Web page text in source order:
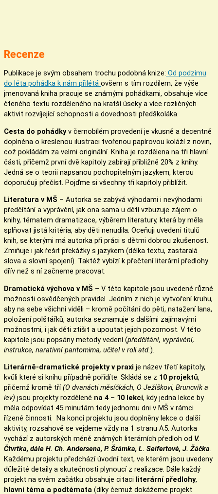
Recenze
Publikace je svým obsahem trochu podobná knize: Od podzimu
do léta pohádka k nám přilétá ovšem s tím rozdílem, že výše
jmenovaná kniha pracuje se známými pohádkami, obsahuje více
čteného textu rozděleného na kratší úseky a více rozličných
aktivit rozvíjející schopnosti a dovednosti předškoláka.
Cesta do pohádkyv černobílém provedení je vkusně a decentně
doplněna o kreslenou ilustraci tvořenou papírovou koláží z novin,
což pokládám za velmi originální. Kniha je rozdělena na tři hlavní
části, přičemž první dvě kapitoly zabírají přibližně 20% z knihy.
Jedná se o teorii napsanou pochopitelným jazykem, kterou
doporučuji přečíst. Pojďme si všechny tři kapitoly přiblížit.
Literatura v MŠ – Autorka se zabývá výhodami i nevýhodami
předčítání a vyprávění, jak ona sama u dětí vzbuzuje zájem o
knihy, tématem dramatizace, výběrem literatury, která by měla
splňovat jistá kritéria, aby děti nenudila. Oceňuji uvedení titulů
knih, se kterými má autorka při práci s dětmi dobrou zkušenost.
Zmiňuje i jak řešit překážky s jazykem (délka textu, zastaralá
slova a slovní spojení). Taktéž vybízí k přečtení literární předlohy
dřív než s ní začneme pracovat.
Dramatická výchova v MŠ – V této kapitole jsou uvedené různé
možnosti osvědčených pravidel. Jedním z nich je vytvoření kruhu,
aby na sebe všichni viděli – kromě počítání do pěti, natažení lana,
položení polštářků, autorka seznamuje s dalšími zajímavými
možnostmi, i jak děti ztišit a upoutat jejich pozornost. V této
kapitole jsou popsány metody vedení (předčítání, vyprávění,
instrukce, narativní pantomima, učitel v roli atd.).
Literárně-dramatické projekty v praxi je název třetí kapitoly,
kvůli které si knihu případně pořídíte. Skládá se z 10 projektů,
přičemž kromě tří(O dvanácti měsíčkách, O Ježíškovi, Bruncvík a
lev) jsou projekty rozdělené na 4 – 10 lekcí, kdy jedna lekce by
měla odpovídat 45 minutám tedy jednomu dni v MŠ v rámci
řízené činnosti. Na konci projektu jsou doplněny lekce o další
aktivity, rozsahově se vejdeme vždy na 1 stranu A5. Autorka
vychází z autorských méně známých literárních předloh od V.
Čtvrtka, dále H. Ch. Andersena, P. Šrámka, L. Seifertové, J. Žáčka.
Každému projektu předchází úvodní text, ve kterém jsou uvedeny
důležité detaily a skutečnosti plynoucí z realizace. Dále každý
projekt na svém začátku obsahuje citaci literární předlohy,
hlavní téma a podtémata (díky čemuž dokážeme projekt